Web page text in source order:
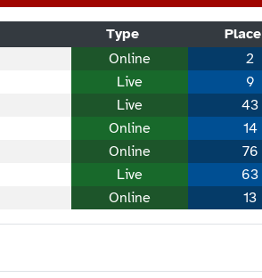
Type Place
Online 2
Live 9
Live 43
Online 14
Online 76
Live 63
Online 13